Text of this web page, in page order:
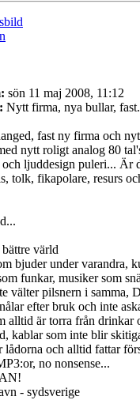
sön 11 maj 2008, 11:12
Nytt firma, nya bullar,
fast ny firma och
nytt roligt analog 80
ljuddesign puleri... Är
tolk, fikapolare, resurs
värld
bjuder under varandra,
funkar, musiker som
välter pilsnern i samma,
efter bruk och inte
alltid är torra från drinkar
kablar som inte blir
lådorna och alltid fattar
no nonsense...
- sydsverige